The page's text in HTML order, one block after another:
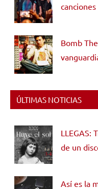
Bomb
ÚLTIMAS NOTICIAS
LLEGAS:
de un
Así es la